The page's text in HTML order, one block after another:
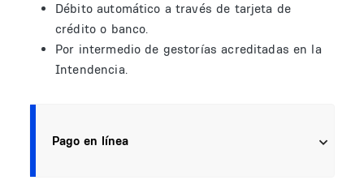
Débito automático a través de tarjeta de
crédito o banco.
Por intermedio de gestorías acreditadas en la
Intendencia.
Pago en línea